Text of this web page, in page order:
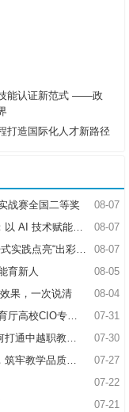
能认证新范式 ——政
打造国际化人才新路径
08-07
战赛全国二等奖
08-07
赋能品牌全域传播
08-07
“出彩中原”实践路
08-05
育新人
08-04
果，一次说清
07-31
AI赋能高等教育新路径
07-30
作的“最后一公里”
07-27
教学品质基石
07-22
07-21